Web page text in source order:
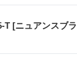
T [ニュアンスブ